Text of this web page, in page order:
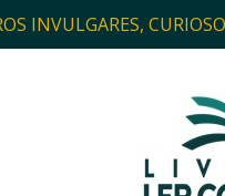
INVULGARES,